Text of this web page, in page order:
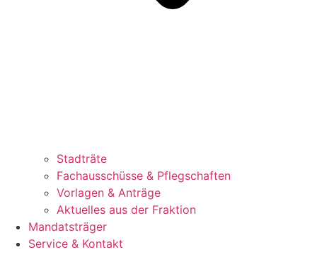
Stadträte
Fachausschüsse & Pflegschaften
Vorlagen & Anträge
Aktuelles aus der Fraktion
Mandatsträger
Service & Kontakt